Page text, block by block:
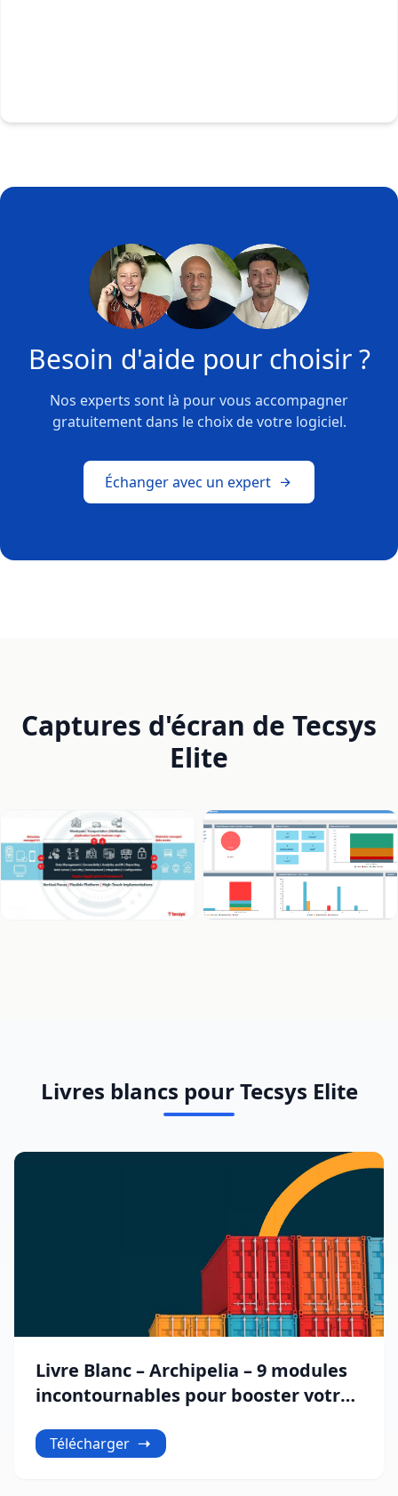
Besoin d'aide pour choisir ?
Nos experts sont là pour vous accompagner
gratuitement dans le choix de votre logiciel.
Échanger avec un expert
Captures d'écran de Tecsys
Elite
Livres blancs pour Tecsys Elite
Livre Blanc – Archipelia – 9 modules
incontournables pour booster votre
Télécharger